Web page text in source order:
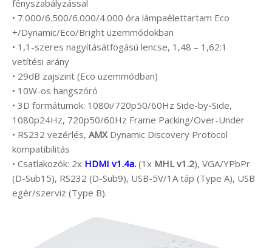
fényszabályzással
• 7.000/6.500/6.000/4.000 óra lámpaélettartam Eco
+/Dynamic/Eco/Bright üzemmódokban
• 1,1-szeres nagyításátfogású lencse, 1,48 – 1,62:1
vetítési arány
• 29dB zajszint (Eco üzemmódban)
• 10W-os hangszóró
• 3D formátumok: 1080i/720p50/60Hz Side-by-Side,
1080p24Hz, 720p50/60Hz Frame Packing/Over-Under
• RS232 vezérlés, AMXDynamic Discovery Protocol
kompatibilitás
• Csatlakozók: 2x HDMI v1.4a. (1x MHL v1.2), VGA/YPbPr
(D-Sub15), RS232 (D-Sub9), USB-5V/1A táp (Type A), USB
egér/szerviz (Type B).